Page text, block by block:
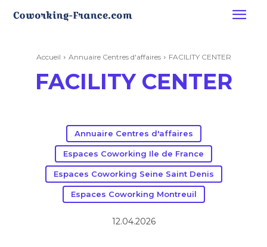
Accueil Annuaire Centres d'affaires FACILITY CENTER
FACILITY CENTER
Annuaire Centres d'affaires
Espaces Coworking Ile de France
Espaces Coworking Seine Saint Denis
Espaces Coworking Montreuil
12.04.2026